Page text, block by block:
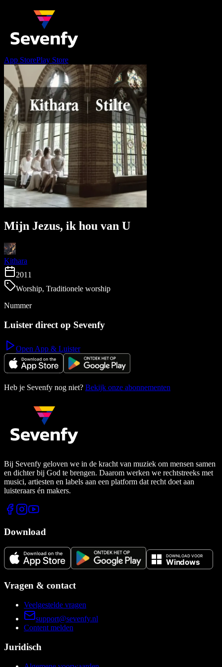
App StorePlay Store
Mijn Jezus, ik hou van U
Kithara
2011
Worship, Traditionele worship
Nummer
Luister direct op Sevenfy
Open App & Luister
Heb je Sevenfy nog niet? Bekijk onze abonnementen
Bij Sevenfy geloven we in de kracht van muziek om mensen samen
en dichter bij God te brengen. Daarom werken we rechtstreeks met
musici, artiesten en labels aan een platform dat recht doet aan
luisteraars én makers.
Download
Vragen & contact
Veelgestelde vragen
support@sevenfy.nl
Content melden
Juridisch